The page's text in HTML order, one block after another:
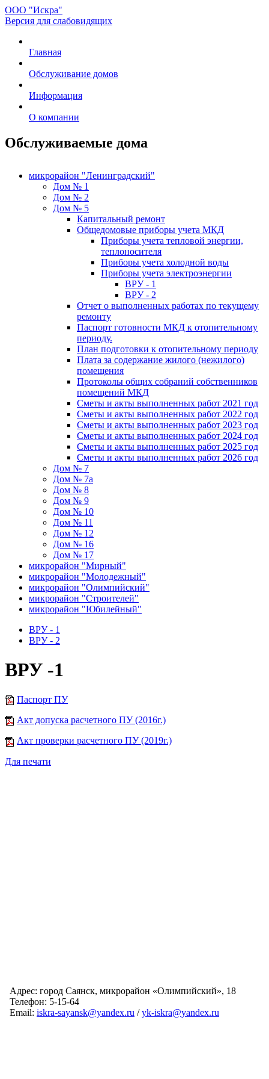
ООО "Искра"
Версия для слабовидящих
Главная
Обслуживание домов
Информация
О компании
Обслуживаемые дома
микрорайон "Ленинградский"
Дом № 1
Дом № 2
Дом № 5
Капитальный ремонт
Общедомовые приборы учета МКД
Приборы учета тепловой энергии,
теплоносителя
Приборы учета холодной воды
Приборы учета электроэнергии
ВРУ - 1
ВРУ - 2
Отчет о выполненных работах по текущему
ремонту
Паспорт готовности МКД к отопительному
периоду.
План подготовки к отопительному периоду
Плата за содержание жилого (нежилого)
помещения
Протоколы общих собраний собственников
помещений МКД
Сметы и акты выполненных работ 2021 год
Сметы и акты выполненных работ 2022 год
Сметы и акты выполненных работ 2023 год
Сметы и акты выполненных работ 2024 год
Сметы и акты выполненных работ 2025 год
Сметы и акты выполненных работ 2026 год
Дом № 7
Дом № 7а
Дом № 8
Дом № 9
Дом № 10
Дом № 11
Дом № 12
Дом № 16
Дом № 17
микрорайон "Мирный"
микрорайон "Молодежный"
микрорайон "Олимпийский"
микрорайон "Строителей"
микрорайон "Юбилейный"
ВРУ - 1
ВРУ - 2
ВРУ -1
Паспорт ПУ
Акт допуска расчетного ПУ (2016г.)
Акт проверки расчетного ПУ (2019г.)
Для печати
Адрес: город Саянск, микрорайон «Олимпийский», 18
Телефон: 5-15-64
Email: iskra-sayansk@yandex.ru /yk-iskra@yandex.ru